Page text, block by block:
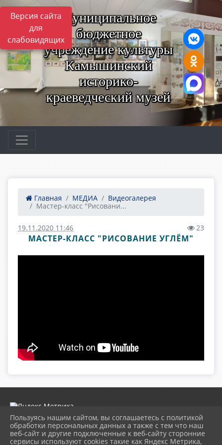
Версия сайта
для
слабовидящих
Муниципальное
бюджетное
учреждение культуры
Камышинский
историко-
краеведческий музей
Главная МЕДИА
Видеогалерея
Мастер-класс "Рисовани...
19.11.2020 11:46 23
МАСТЕР-КЛАСС "РИСОВАНИЕ УГЛЁМ"
2026 г. museumkam.ru
Пользуясь нашим сайтом, вы соглашаетесь с политикой
обработки персональных данных а также с тем что наш
веб-сайт и другие подключенные к веб-сайту сторонние
сервисы используют cookies такие как Яндекс Метрика,